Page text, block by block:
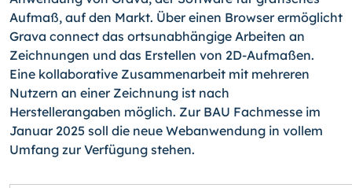
Aufmaß, auf den Markt. Über einen Browser ermöglicht
Grava connect das ortsunabhängige Arbeiten an
Zeichnungen und das Erstellen von 2D-Aufmaßen.
Eine kollaborative Zusammenarbeit mit mehreren
Nutzern an einer Zeichnung ist nach
Herstellerangaben möglich. Zur BAU Fachmesse im
Januar 2025 soll die neue Webanwendung in vollem
Umfang zur Verfügung stehen.